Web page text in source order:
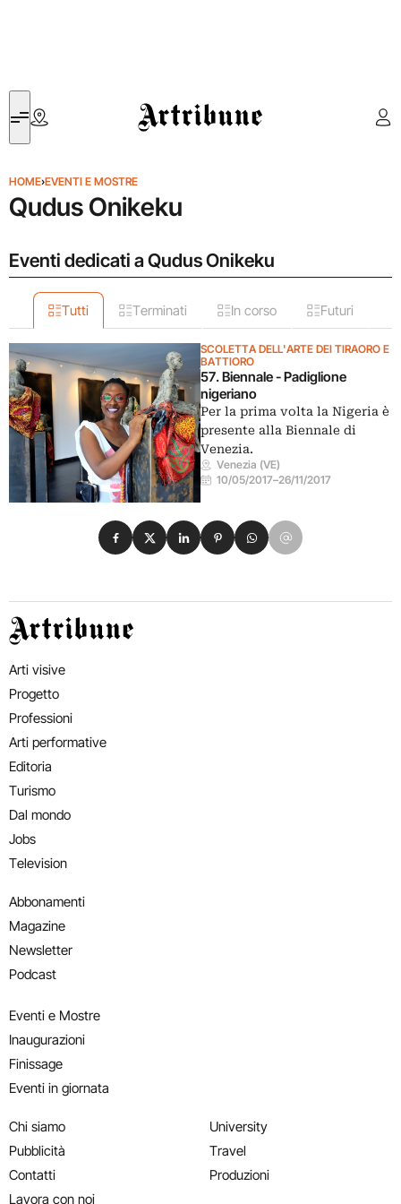
Artribune
HOME›EVENTI E MOSTRE
Qudus Onikeku
Eventi dedicati a Qudus Onikeku
Tutti Terminati In corso Futuri
SCOLETTA DELL'ARTE DEI TIRAORO E
BATTIORO
57. Biennale - Padiglione
nigeriano
Per la prima volta la Nigeria è
presente alla Biennale di
Venezia.
Venezia (VE)
10/05/2017–26/11/2017
Condividi su Facebook
Condividi su X
Condividi su LinkedIn
Condividi su Pinterest
Condividi su WhatsApp
Condividi su Email
Artribune
Arti visive
Progetto
Professioni
Arti performative
Editoria
Turismo
Dal mondo
Jobs
Television
Abbonamenti
Magazine
Newsletter
Podcast
Eventi e Mostre
Inaugurazioni
Finissage
Eventi in giornata
Chi siamo
Pubblicità
Contatti
Lavora con noi
University
Travel
Produzioni